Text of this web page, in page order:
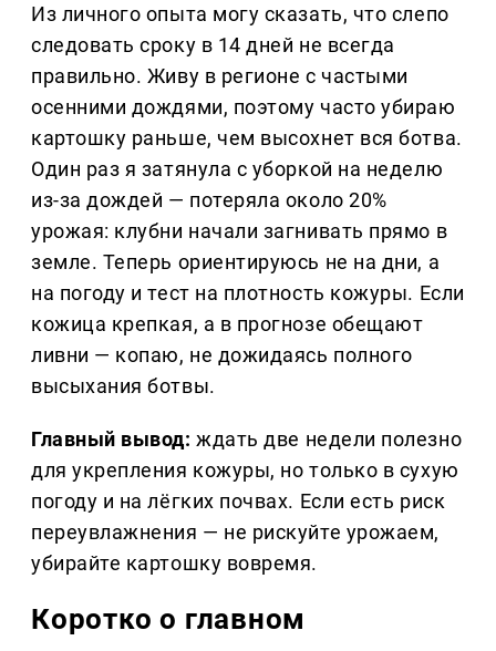
Из личного опыта могу сказать, что слепо
следовать сроку в 14 дней не всегда
правильно. Живу в регионе с частыми
осенними дождями, поэтому часто убираю
картошку раньше, чем высохнет вся ботва.
Один раз я затянула с уборкой на неделю
из-за дождей — потеряла около 20%
урожая: клубни начали загнивать прямо в
земле. Теперь ориентируюсь не на дни, а
на погоду и тест на плотность кожуры. Если
кожица крепкая, а в прогнозе обещают
ливни — копаю, не дожидаясь полного
высыхания ботвы.
Главный вывод: ждать две недели полезно
для укрепления кожуры, но только в сухую
погоду и на лёгких почвах. Если есть риск
переувлажнения — не рискуйте урожаем,
убирайте картошку вовремя.
Коротко о главном